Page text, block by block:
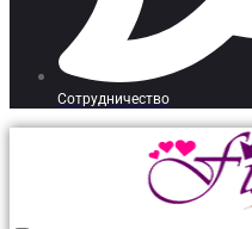
Сотрудничество